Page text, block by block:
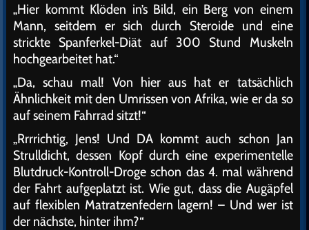
„Hier kommt Klöden in’s Bild, ein Berg von einem
Mann, seitdem er sich durch Steroide und eine
strickte Spanferkel-Diät auf 300 Stund Muskeln
hochgearbeitet hat.“
„Da, schau mal! Von hier aus hat er tatsächlich
Ähnlichkeit mit den Umrissen von Afrika, wie er da so
auf seinem Fahrrad sitzt!“
„Rrrrichtig, Jens! Und DA kommt auch schon Jan
Strulldicht, dessen Kopf durch eine experimentelle
Blutdruck-Kontroll-Droge schon das 4. mal während
der Fahrt aufgeplatzt ist. Wie gut, dass die Augäpfel
auf flexiblen Matratzenfedern lagern! – Und wer ist
der nächste, hinter ihm?“